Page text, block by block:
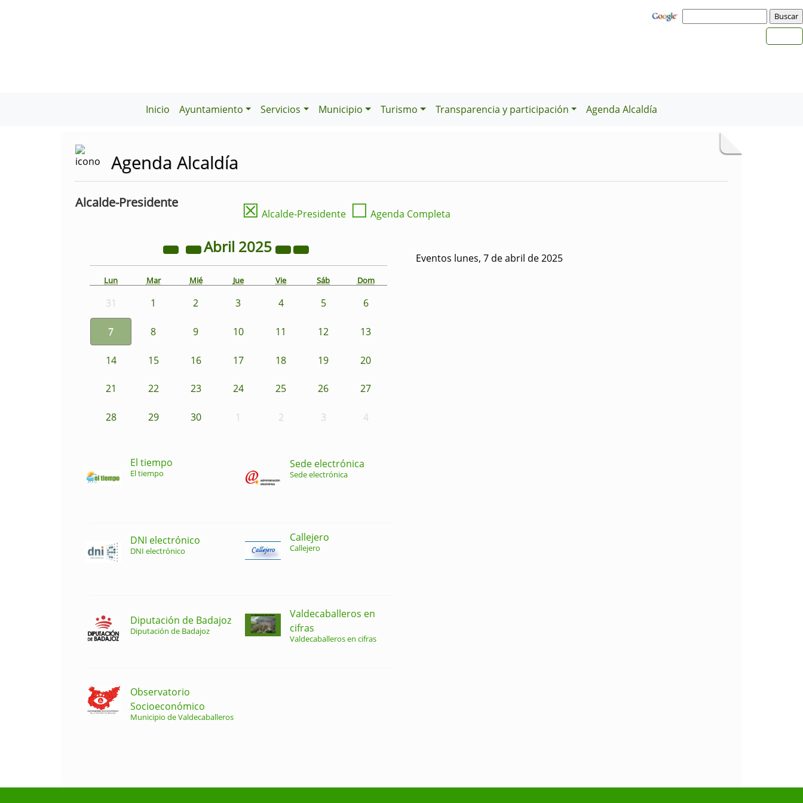
Inicio Ayuntamiento Servicios Municipio Turismo Transparencia y participación Agenda Alcaldía
Agenda Alcaldía
Alcalde-Presidente ☒ Alcalde-Presidente ☐ Agenda Completa
Abril 2025
Lun Mar Mié Jue Vie Sáb Dom
31 1 2 3 4 5 6
7 8 9 10 11 12 13
14 15 16 17 18 19 20
21 22 23 24 25 26 27
28 29 30 1 2 3 4
Eventos lunes, 7 de abril de 2025
El tiempo
El tiempo
Sede electrónica
Sede electrónica
DNI electrónico
DNI electrónico
Callejero
Callejero
Diputación de Badajoz
Diputación de Badajoz
Valdecaballeros en
cifras
Valdecaballeros en cifras
Observatorio
Socioeconómico
Municipio de Valdecaballeros